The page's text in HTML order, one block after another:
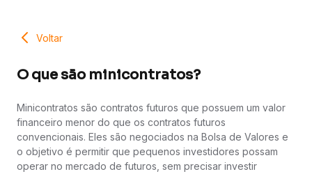
Voltar
O que são minicontratos?
Minicontratos são contratos futuros que possuem um valor
financeiro menor do que os contratos futuros
convencionais. Eles são negociados na Bolsa de Valores e
o objetivo é permitir que pequenos investidores possam
operar no mercado de futuros, sem precisar investir